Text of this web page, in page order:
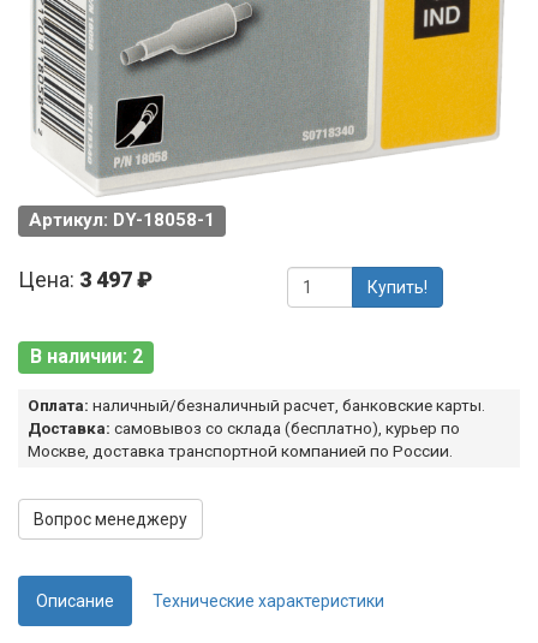
Артикул: DY-18058-1
Цена: 3 497 ₽ Купить!
В наличии: 2
Оплата: наличный/безналичный расчет, банковские карты.
Доставка: самовывоз со склада (бесплатно), курьер по
Москве, доставка транспортной компанией по России.
Вопрос менеджеру
Описание Технические характеристики